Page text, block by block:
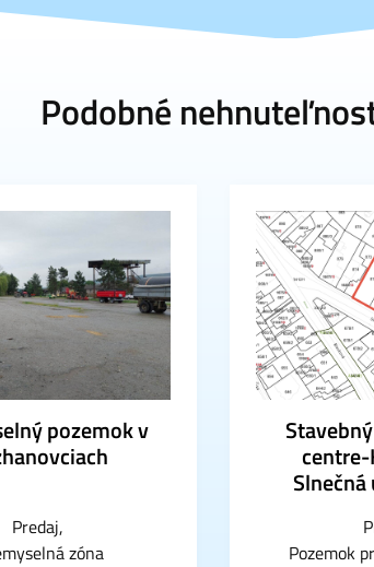
Podobné
pozemok v
Predaj
zóna
centre-
Pozemok